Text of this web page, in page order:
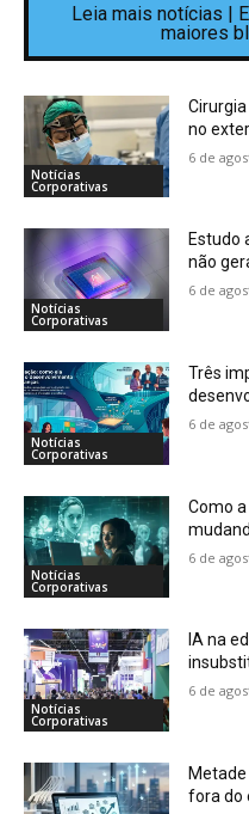
Leia mais notícias |
maiores
Notícias
Corporativas
no
6 de
Notícias
Corporativas
Estudo
não
6 de
Notícias
Corporativas
Três
6 de
Notícias
Corporativas
Como
6 de
Notícias
Corporativas
IA na
6 de
fora do